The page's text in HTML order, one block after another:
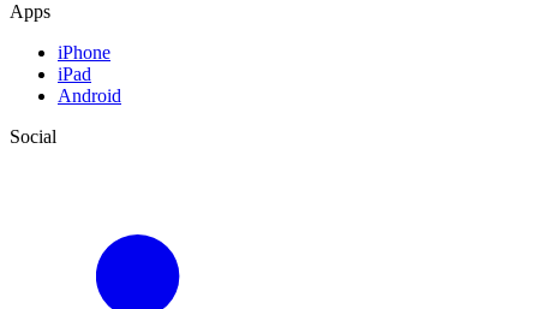
Apps
iPhone
iPad
Android
Social